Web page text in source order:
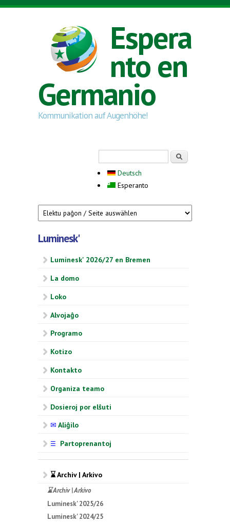
Skip to main content
Espera
nto en
Germanio
Kommunikation auf Augenhöhe!
Deutsch
Esperanto
Luminesk'
Luminesk' 2026/27 en Bremen
La domo
Loko
Alvojaĝo
Programo
Kotizo
Kontakto
Organiza teamo
Dosieroj por elŝuti
✉ Aliĝilo
☰ Partoprenantoj
⌛ Archiv | Arkivo
⌛ Archiv | Arkivo
Luminesk' 2025/26
Luminesk' 2024/25